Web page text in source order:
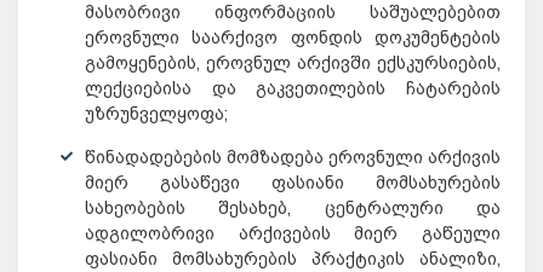
მასობრივი ინფორმაციის საშუალებებით
ეროვნული საარქივო ფონდის დოკუმენტების
გამოყენების, ეროვნულ არქივში ექსკურსიების,
ლექციებისა და გაკვეთილების ჩატარების
უზრუნველყოფა;
წინადადებების მომზადება ეროვნული არქივის
მიერ გასაწევი ფასიანი მომსახურების
სახეობების შესახებ, ცენტრალური და
ადგილობრივი არქივების მიერ გაწეული
ფასიანი მომსახურების პრაქტიკის ანალიზი,